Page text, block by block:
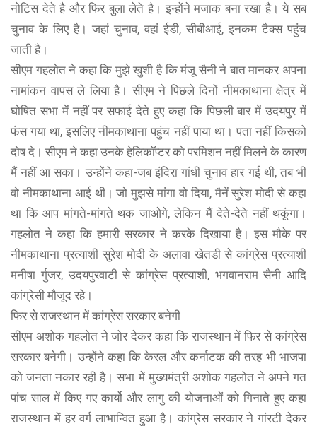
नोटिस देते है और फिर बुला लेते है। इन्होंने मजाक बना रखा है। ये सब
चुनाव के लिए है। जहां चुनाव, वहां ईडी, सीबीआई, इनकम टैक्स पहुंच
जाती है।
सीएम गहलोत ने कहा कि मुझे खुशी है कि मंजू सैनी ने बात मानकर अपना
नामांकन वापस ले लिया है। सीएम ने पिछले दिनों नीमकाथाना क्षेत्र में
घोषित सभा में नहीं पर सफाई देते हुए कहा कि पिछली बार में उदयपुर में
फंस गया था, इसलिए नीमकाथाना पहुंच नहीं पाया था। पता नहीं किसको
दोष दे। सीएम ने कहा उनके हेलिकॉप्टर को परमिशन नहीं मिलने के कारण
मैं नहीं आ सका। उन्होंने कहा-जब इंदिरा गांधी चुनाव हार गई थी, तब भी
वो नीमकाथाना आई थी। जो मुझसे मांगा वो दिया, मैनें सुरेश मोदी से कहा
था कि आप मांगते-मांगते थक जाओगे, लेकिन मैं देते-देते नहीं थकूंगा।
गहलोत ने कहा कि हमारी सरकार ने करके दिखाया है। इस मौके पर
नीमकाथाना प्रत्याशी सुरेश मोदी के अलावा खेतडी से कांग्रेस प्रत्याशी
मनीषा र्गुजर, उदयपुरवाटी से कांग्रेस प्रत्याशी, भगवानराम सैनी आदि
कांग्रेसी मौजूद रहे।
फिर से राजस्थान में कांग्रेस सरकार बनेगी
सीएम अशोक गहलोत ने जोर देकर कहा कि राजस्थान में फिर से कांग्रेस
सरकार बनेगी। उन्होंने कहा कि केरल और कर्नाटक की तरह भी भाजपा
को जनता नकार रही है। सभा में मुख्यमंत्री अशोक गहलोत ने अपने गत
पांच साल में किए गए कार्यो और लागु की योजनाओं को गिनाते हुए कहा
राजस्थान में हर वर्ग लाभान्वित हुआ है। कांग्रेस सरकार ने गांरटी देकर